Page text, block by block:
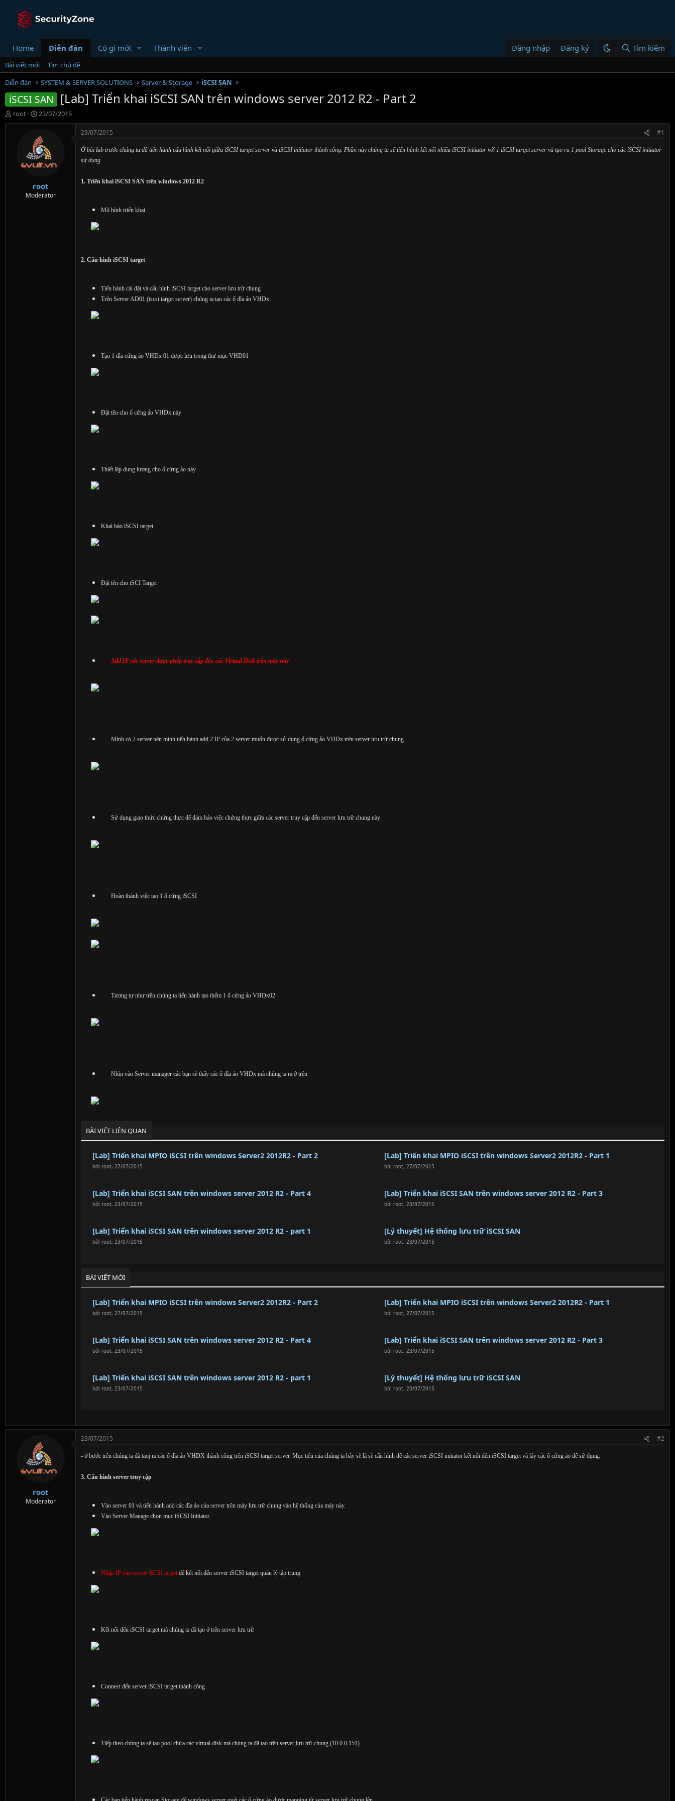
Home Diễn đàn Có gì mới Thành viên Đăng nhập Đăng ký Tìm kiếm
Bài viết mới
Tìm chủ đề
Diễn đàn
SYSTEM & SERVER SOLUTIONS Server & Storage iSCSI SAN
iSCSI SAN [Lab] Triển khai iSCSI SAN trên windows server 2012 R2 - Part 2
T
h
root
N
g
y
g
ử
i
23/07/2015
root
Moderator
23/07/2015 #1
Ở bài lab trước chúng ta đã tiến hành cấu hình kết nối giữa iSCSI target server và iSCSI initiator thành công. Phần này chúng ta sẽ tiến hành kết nối nhiều iSCSI initiator với 1 iSCSI target server và tạo ra 1 pool Storage cho các iSCSI initiator
sử dụng
1. Triển khai iSCSI SAN trên windows 2012 R2
Mô hình triển khai
2. Cấu hình iSCSI target
Tiến hành cài đặt và cấu hình iSCSI target cho server lưu trữ chung
Trên Server AD01 (iscsi target server) chúng ta tạo các ổ đĩa ảo VHDx
Tạo 1 đĩa cứng ảo VHDx 01 được lưu trong thư mục VHD01
Đặt tên cho ổ cứng ảo VHDx này
Thiết lập dung lượng cho ổ cứng ảo này
Khai báo iSCSI target
Đặt tên cho iSCI Target
Add IP các server được phép truy cập đến các Virtual Disk trên máy này
Mình có 2 server nên mình tiến hành add 2 IP của 2 server muốn được sử dụng ổ cứng ảo VHDx trên server lưu trữ chung
Sử dụng giao thức chứng thực để đảm bảo việc chứng thực giữa các server truy cập đến server lưu trữ chung này
Hoàn thành việc tạo 1 ổ cứng iSCSI
Tương tự như trên chúng ta tiến hành tạo thếm 1 ổ cứng ảo VHDx02
Nhìn vào Server manager các bạn sẽ thấy các ổ đĩa ảo VHDx mà chúng ta ra ở trên
BÀI VIẾT LIÊN QUAN
[Lab] Triển khai MPIO iSCSI trên windows Server2 2012R2 - Part 2
bởi root,27/07/2015
[Lab] Triển khai MPIO iSCSI trên windows Server2 2012R2 - Part 1
bởi root,27/07/2015
[Lab] Triển khai iSCSI SAN trên windows server 2012 R2 - Part 4
bởi root,23/07/2015
[Lab] Triển khai iSCSI SAN trên windows server 2012 R2 - Part 3
bởi root,23/07/2015
[Lab] Triển khai iSCSI SAN trên windows server 2012 R2 - part 1
bởi root,23/07/2015
[Lý thuyết] Hệ thống lưu trữ iSCSI SAN
bởi root,23/07/2015
BÀI VIẾT MỚI
[Lab] Triển khai MPIO iSCSI trên windows Server2 2012R2 - Part 2
bởi root,27/07/2015
[Lab] Triển khai MPIO iSCSI trên windows Server2 2012R2 - Part 1
bởi root,27/07/2015
[Lab] Triển khai iSCSI SAN trên windows server 2012 R2 - Part 4
bởi root,23/07/2015
[Lab] Triển khai iSCSI SAN trên windows server 2012 R2 - Part 3
bởi root,23/07/2015
[Lab] Triển khai iSCSI SAN trên windows server 2012 R2 - part 1
bởi root,23/07/2015
[Lý thuyết] Hệ thống lưu trữ iSCSI SAN
bởi root,23/07/2015
root
Moderator
23/07/2015 #2
- ở bước trên chúng ta đã taoj ra các ổ đĩa ảo VHDX thành công trên iSCSI target server. Mục tiêu của chúng ta bây sẽ là sẽ cấu hình để các server iSCSI initiator kết nối đến iSCSI target và lấy các ổ cứng ảo để sử dụng.
3. Cấu hình server truy cập
Vào server 01 và tiến hành add các đĩa ảo của server trên máy lưu trữ chung vào hệ thống của máy này.
Vào Server Manage chọn mục iSCSI Initiator
Nhập IP của server iSCSI targetđể kết nối đến server iSCSI target quản lý tập trung
Kết nối đến iSCSI target mà chúng ta đã tạo ở trên server lưu trữ
Connect đến server iSCSI target thành công
Tiếp theo chúng ta sẽ tạo pool chứa các virtual disk mà chúng ta đã tạo trên server lưu trữ chung (10.0.0.151)